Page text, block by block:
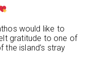
would like to
gratitude to one of
island’s stray